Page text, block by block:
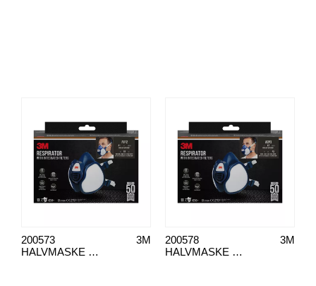
HALVMASKE 4251+ FFA1P2R D
3M
200573
HALVMASKE 3M 4255+ ÅNDEDRETTSVERN A2P3
3M
200578